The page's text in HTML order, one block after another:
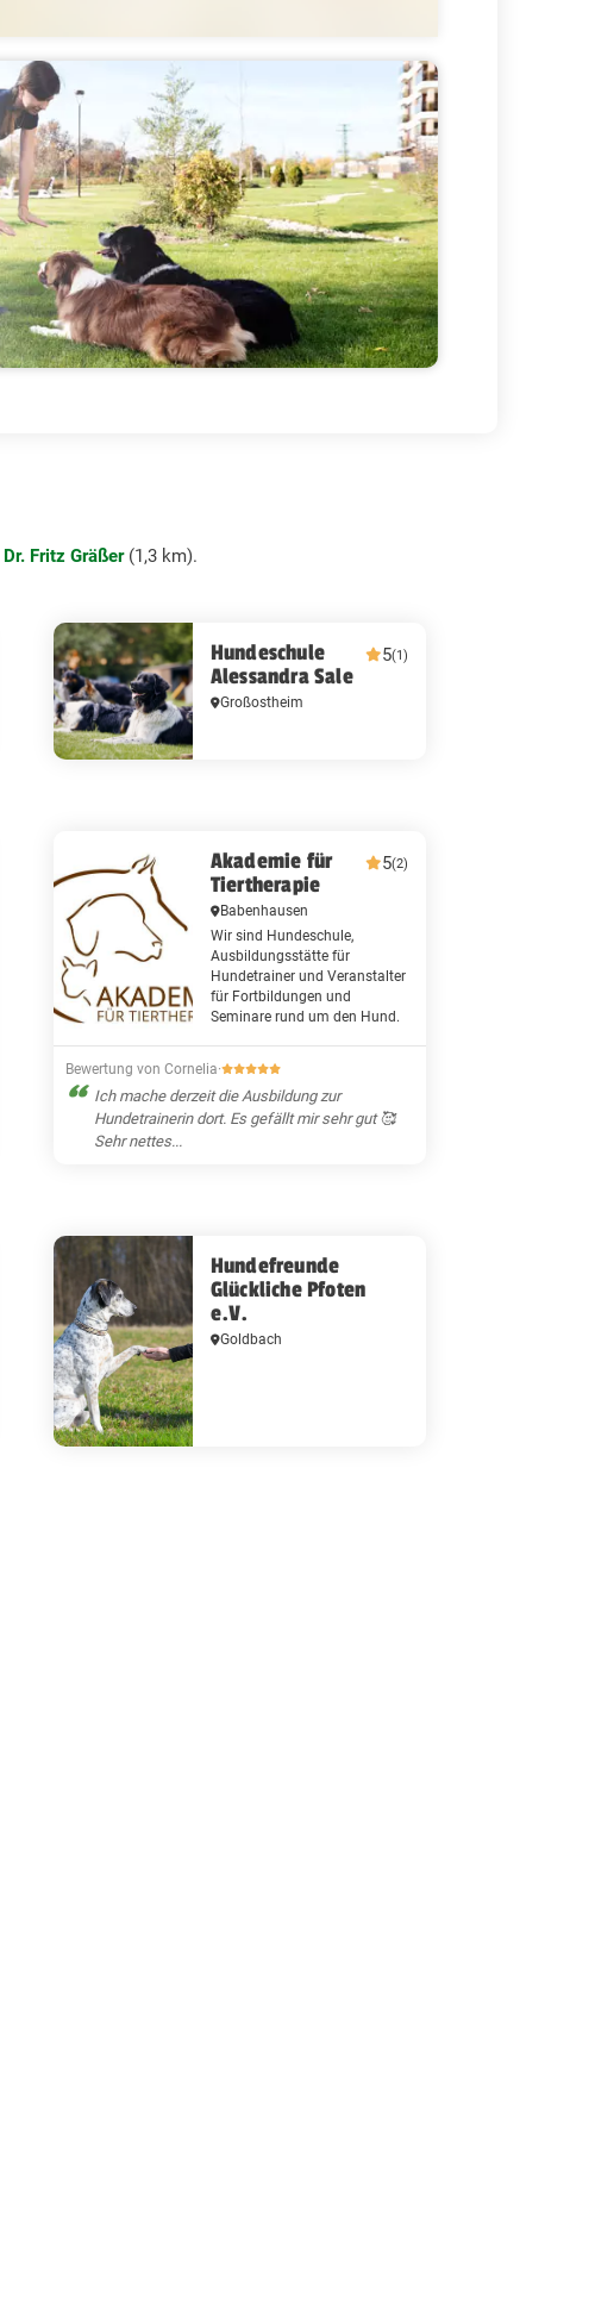
Dr. Fritz Gräßer(1,3 km).
Hundeschule
Alessandra Sale
5(1)
Großostheim
Akademie für
Tiertherapie
5(2)
Babenhausen
Wir sind Hundeschule,
Ausbildungsstätte für
Hundetrainer und Veranstalter
für Fortbildungen und
Seminare rund um den Hund.
Bewertung von Cornelia·
Ich mache derzeit die Ausbildung zur
Hundetrainerin dort. Es gefällt mir sehr gut 🥰
Sehr nettes...
Hundefreunde
Glückliche Pfoten
e.V.
Goldbach